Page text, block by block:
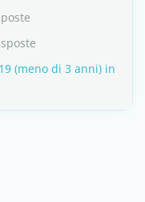
(meno di 3 anni) in